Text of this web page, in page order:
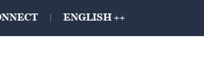
ENGLISH ++